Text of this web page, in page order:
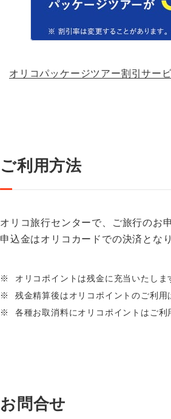
オリコパッケージツアー割引サー
ご利用方法
オリコ旅行センターで、ご旅行のお
申込金はオリコカードでの決済とな
※
オリコポイントは残金に充当いたしま
※
残金精算後はオリコポイントのご利用
※
各種お取消料にオリコポイントはご利
お問合せ